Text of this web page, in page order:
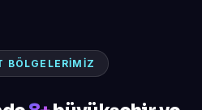
BÖLGELERIMIZ